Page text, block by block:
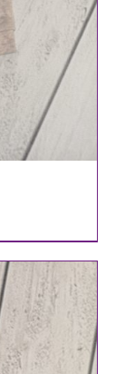
€.